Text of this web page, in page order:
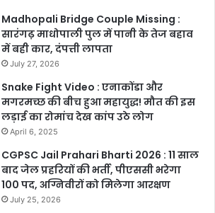
Madhopali Bridge Couple Missing :
सारंगढ़ माधोपाली पुल में पानी के तेज बहाव
में बही कार, दंपत्ती लापता
July 27, 2026
Snake Fight Video : एनाकोंडा और
मगरमच्छ की बीच हुआ महायुद्ध! मौत की इस
लड़ाई का रोमांच देख कांप उठे लोग
April 6, 2025
CGPSC Jail Prahari Bharti 2026 : 11 साल
बाद जेल प्रहरियों की भर्ती, पीएससी भरेगा
100 पद, अग्निवीरों को मिलेगा आरक्षण
July 25, 2026